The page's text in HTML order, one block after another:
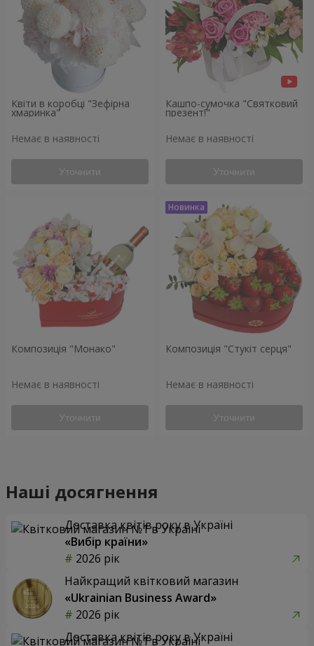
Квіти в коробці "Зефірна
хмаринка"
Немає в наявності
Уточнити
Кашпо-сумочка "Святковий
презент!"
Немає в наявності
Уточнити
Композиція "Монако"
Немає в наявності
Уточнити
Композиція "Стукіт серця"
Немає в наявності
Уточнити
Наші досягнення
Доставка квітів року в Україні
«Вибір країни»
2026 рік
Найкращий квітковий магазин
«Ukrainian Business Award»
2026 рік
Доставка квітів року в Україні